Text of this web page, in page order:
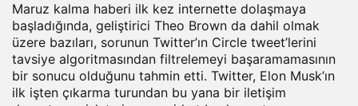
Maruz kalma haberi ilk kez internette dolaşmaya
başladığında, geliştirici Theo Brown da dahil olmak
üzere bazıları, sorunun Twitter’ın Circle tweet’lerini
tavsiye algoritmasından filtrelemeyi başaramamasının
bir sonucu olduğunu tahmin etti. Twitter, Elon Musk’ın
ilk işten çıkarma turundan bu yana bir iletişim